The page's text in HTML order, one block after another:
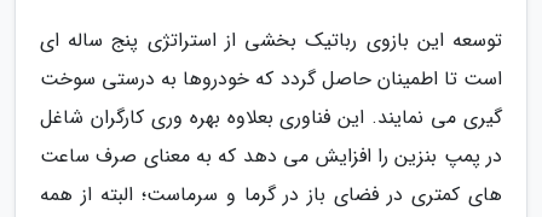
توسعه این بازوی رباتیک بخشی از استراتژی پنج ساله ای
است تا اطمینان حاصل گردد که خودروها به درستی سوخت
گیری می نمایند. این فناوری بعلاوه بهره وری کارگران شاغل
در پمپ بنزین را افزایش می دهد که به معنای صرف ساعت
های کمتری در فضای باز در گرما و سرماست؛ البته از همه